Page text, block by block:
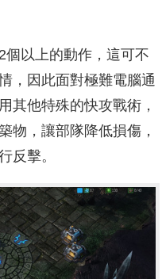
個以上的動作，這可不
，因此面對極難電腦通
其他特殊的快攻戰術，
物，讓部隊降低損傷，
反擊。